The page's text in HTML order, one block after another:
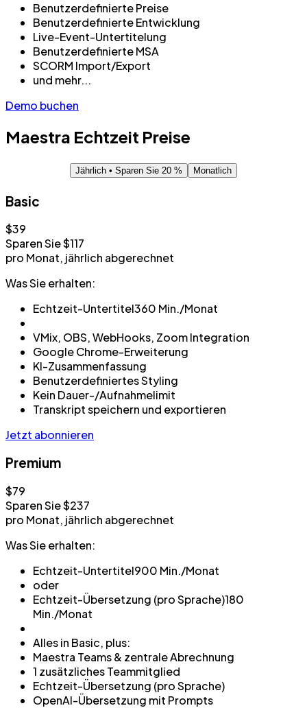
Benutzerdefinierte Preise
Benutzerdefinierte Entwicklung
Live-Event-Untertitelung
Benutzerdefinierte MSA
SCORM Import/Export
und mehr...
Demo buchen
Maestra Echtzeit Preise
Jährlich • Sparen Sie 20 % Monatlich
Basic
$39
Sparen Sie $117
pro Monat, jährlich abgerechnet
Was Sie erhalten:
Echtzeit-Untertitel360 Min./Monat
VMix, OBS, WebHooks, Zoom Integration
Google Chrome-Erweiterung
KI-Zusammenfassung
Benutzerdefiniertes Styling
Kein Dauer-/Aufnahmelimit
Transkript speichern und exportieren
Jetzt abonnieren
Premium
$79
Sparen Sie $237
pro Monat, jährlich abgerechnet
Was Sie erhalten:
Echtzeit-Untertitel900 Min./Monat
oder
Echtzeit-Übersetzung (pro Sprache)180
Min./Monat
Alles in Basic, plus:
Maestra Teams & zentrale Abrechnung
1 zusätzliches Teammitglied
Echtzeit-Übersetzung (pro Sprache)
OpenAI-Übersetzung mit Prompts